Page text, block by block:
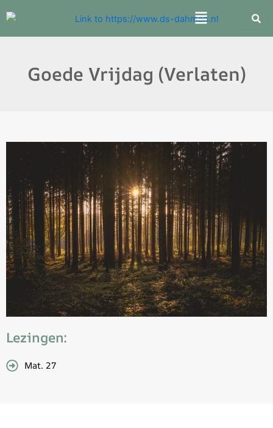
to
content
Menu
Goede Vrijdag (Verlaten)
Lezingen:
Mat. 27